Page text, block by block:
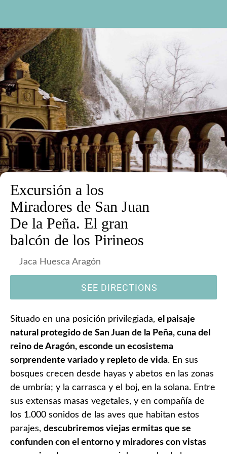
Excursión a los
Miradores de San Juan
De la Peña. El gran
balcón de los Pirineos
Jaca Huesca Aragón
SEE DIRECTIONS
Situado en una posición privilegiada, el paisaje
natural protegido de San Juan de la Peña, cuna del
reino de Aragón, esconde un ecosistema
sorprendente variado y repleto de vida. En sus
bosques crecen desde hayas y abetos en las zonas
de umbría; y la carrasca y el boj, en la solana. Entre
sus extensas masas vegetales, y en compañía de
los 1.000 sonidos de las aves que habitan estos
parajes, descubriremos viejas ermitas que se
confunden con el entorno y miradores con vistas